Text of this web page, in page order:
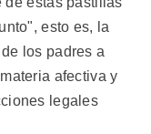
esto es, la
los padres a
afectiva y
legales